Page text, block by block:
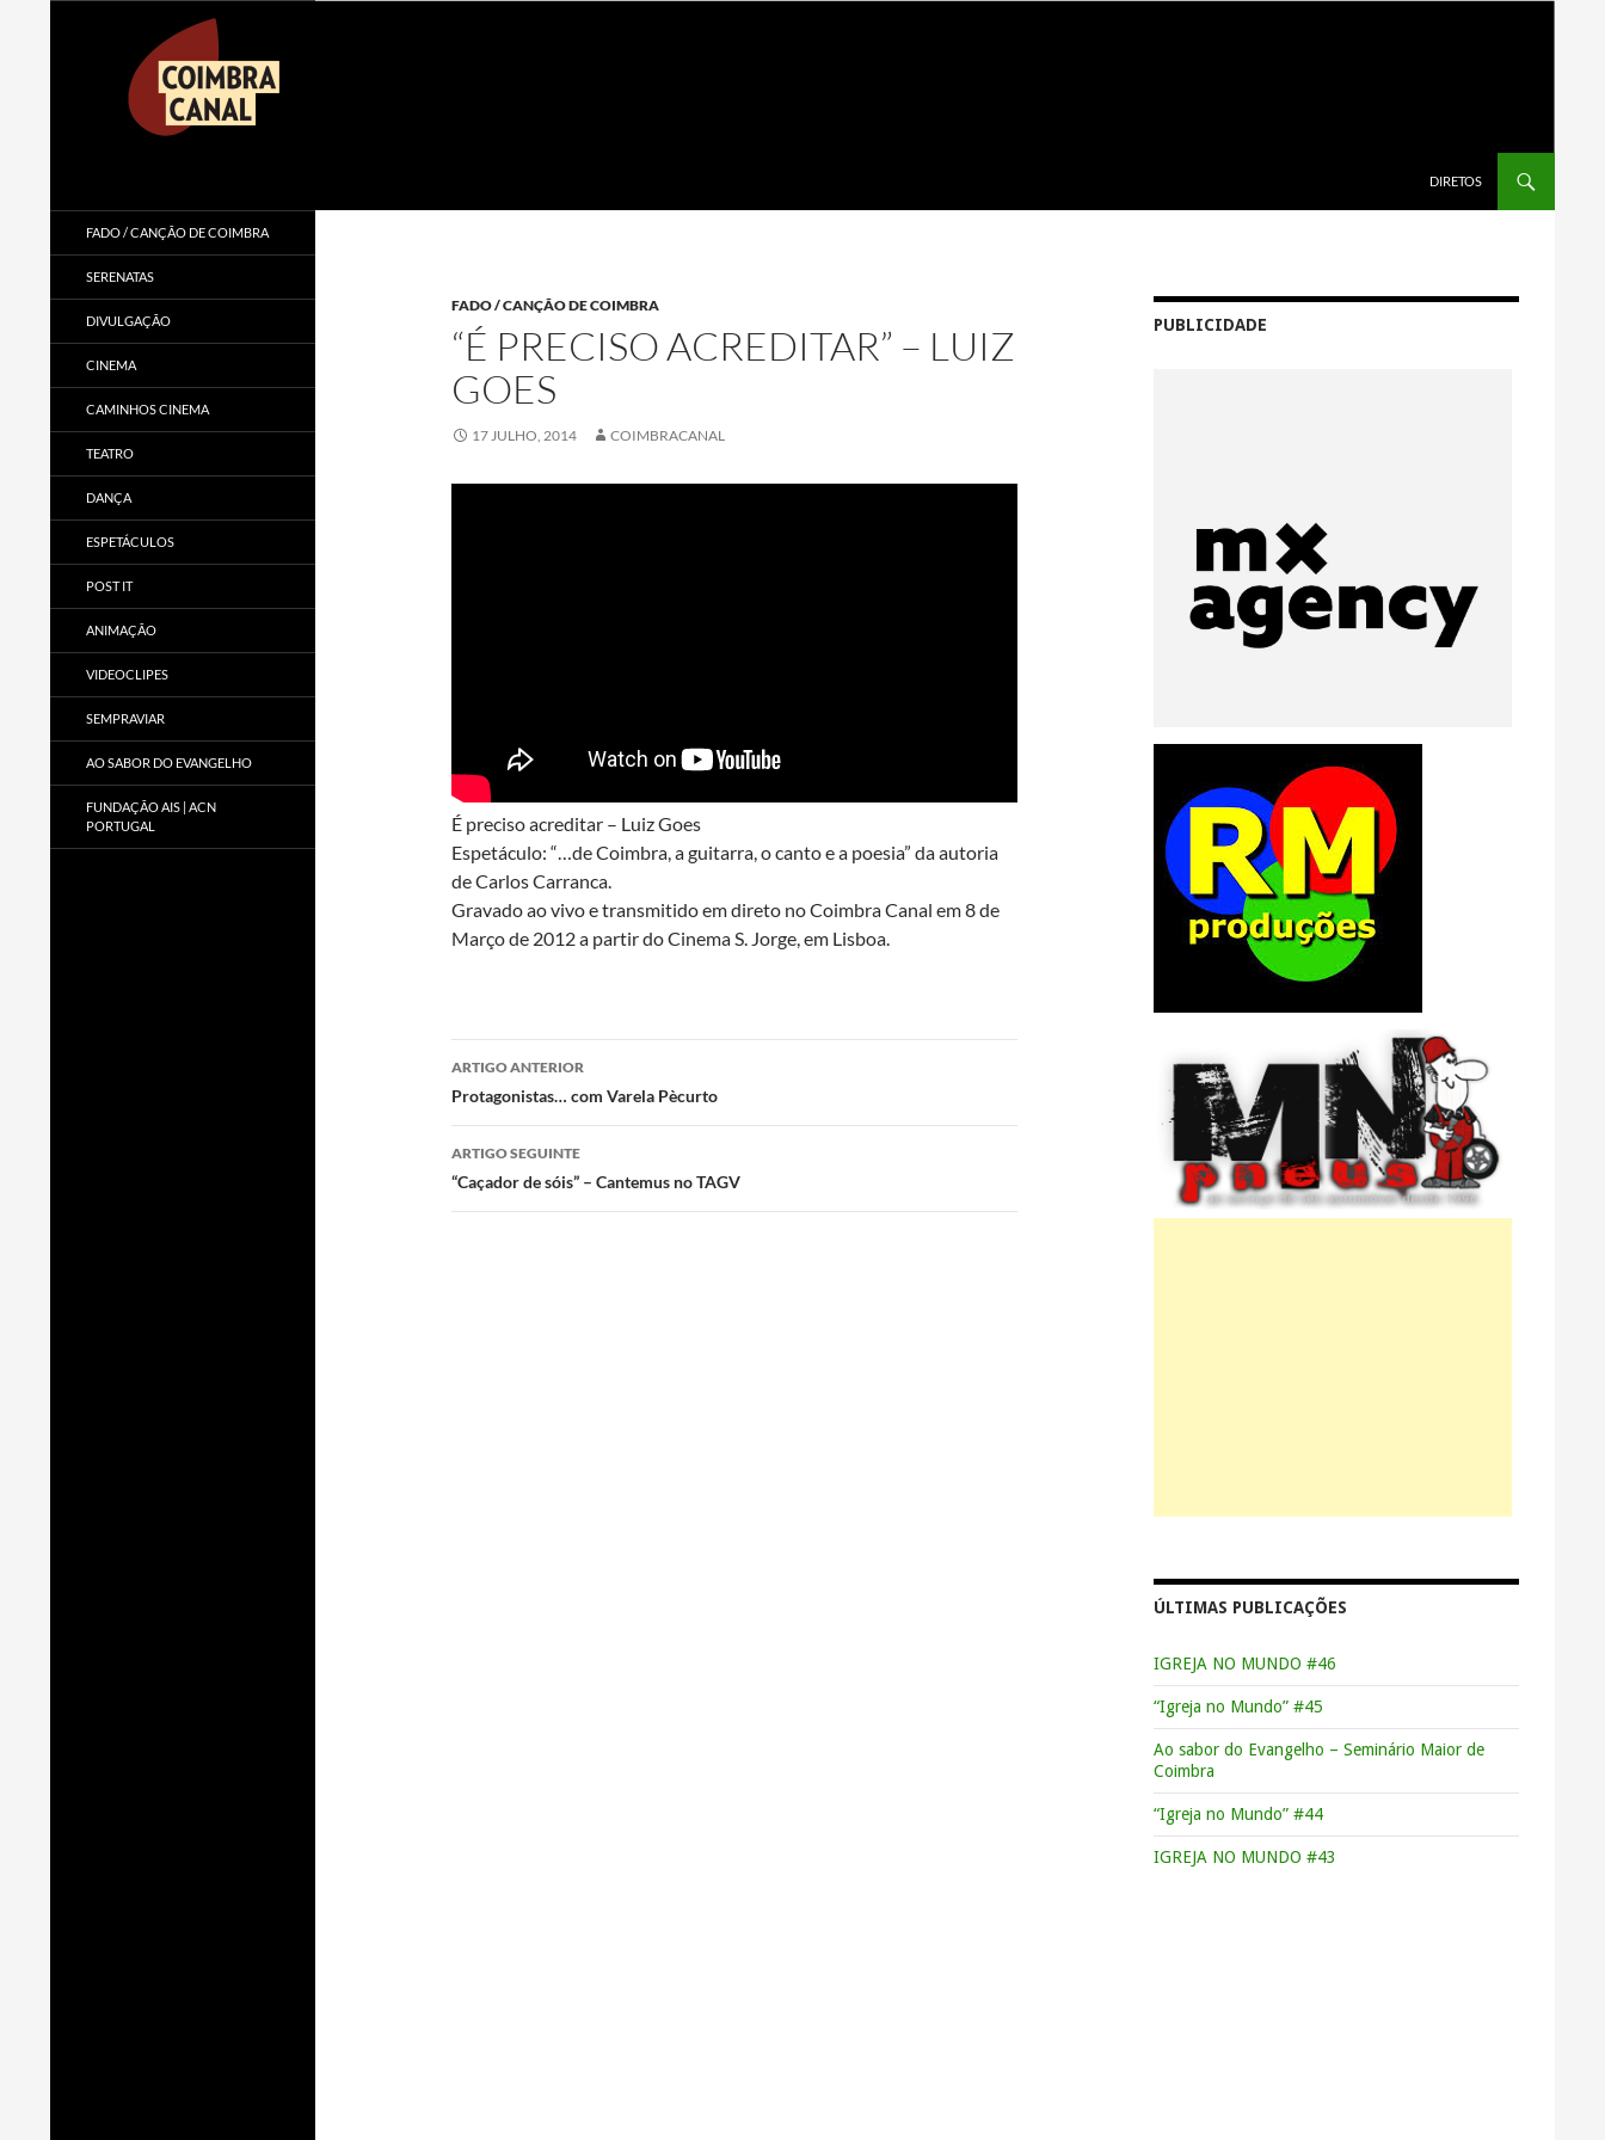
DIRETOS
FADO / CANÇÃO DE COIMBRA
“É PRECISO ACREDITAR” – LUIZ
GOES
17 JULHO, 2014 COIMBRACANAL
É preciso acreditar – Luiz Goes
Espetáculo: “…de Coimbra, a guitarra, o canto e a poesia” da autoria
de Carlos Carranca.
Gravado ao vivo e transmitido em direto no Coimbra Canal em 8 de
Março de 2012 a partir do Cinema S. Jorge, em Lisboa.
Navegação
de
artigos
ARTIGO ANTERIOR
Protagonistas… com Varela Pècurto
ARTIGO SEGUINTE
“Caçador de sóis” – Cantemus no TAGV
PUBLICIDADE
ÚLTIMAS PUBLICAÇÕES
IGREJA NO MUNDO #46
“Igreja no Mundo” #45
Ao sabor do Evangelho – Seminário Maior de
Coimbra
“Igreja no Mundo” #44
IGREJA NO MUNDO #43
FADO / CANÇÃO DE COIMBRA
SERENATAS
DIVULGAÇÃO
CINEMA
CAMINHOS CINEMA
TEATRO
DANÇA
ESPETÁCULOS
POST IT
ANIMAÇÃO
VIDEOCLIPES
SEMPRAVIAR
AO SABOR DO EVANGELHO
FUNDAÇÃO AIS | ACN
PORTUGAL